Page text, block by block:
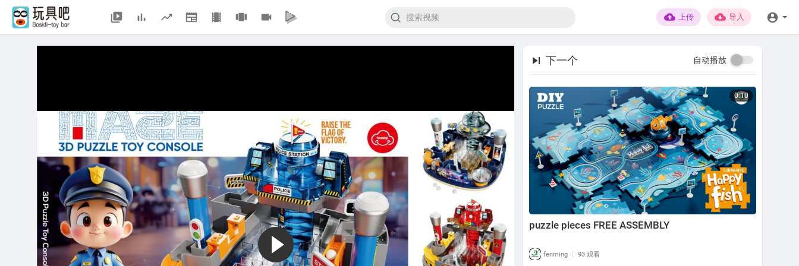
上传 导入
下一个 自动播放
0:10
puzzle pieces FREE ASSEMBLY
fenming | 93 观看